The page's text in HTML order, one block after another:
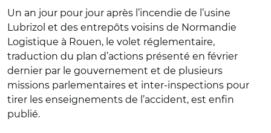
Un an jour pour jour après l’incendie de l’usine
Lubrizol et des entrepôts voisins de Normandie
Logistique à Rouen, le volet réglementaire,
traduction du plan d’actions présenté en février
dernier par le gouvernement et de plusieurs
missions parlementaires et inter-inspections pour
tirer les enseignements de l’accident, est enfin
publié.